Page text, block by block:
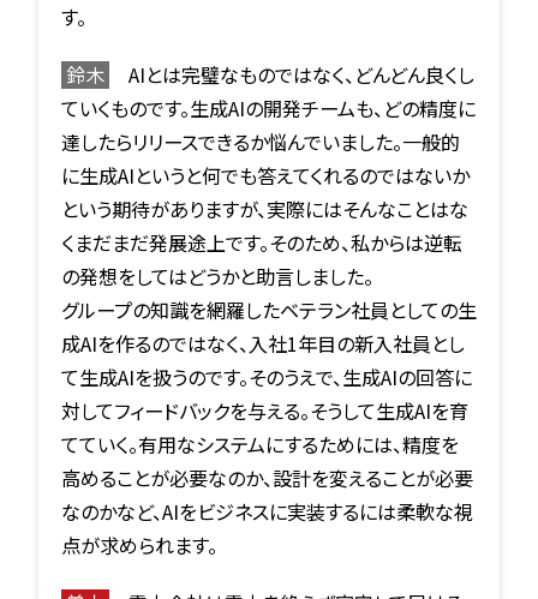
す。
鈴木
AIとは完璧なものではなく、どんどん良くし
ていくものです。生成AIの開発チームも、どの精度に
達したらリリースできるか悩んでいました。一般的
に生成AIというと何でも答えてくれるのではないか
という期待がありますが、実際にはそんなことはな
くまだまだ発展途上です。そのため、私からは逆転
の発想をしてはどうかと助言しました。
グループの知識を網羅したベテラン社員としての生
成AIを作るのではなく、入社1年目の新入社員とし
て生成AIを扱うのです。そのうえで、生成AIの回答に
対してフィードバックを与える。そうして生成AIを育
てていく。有用なシステムにするためには、精度を
高めることが必要なのか、設計を変えることが必要
なのかなど、AIをビジネスに実装するには柔軟な視
点が求められます。